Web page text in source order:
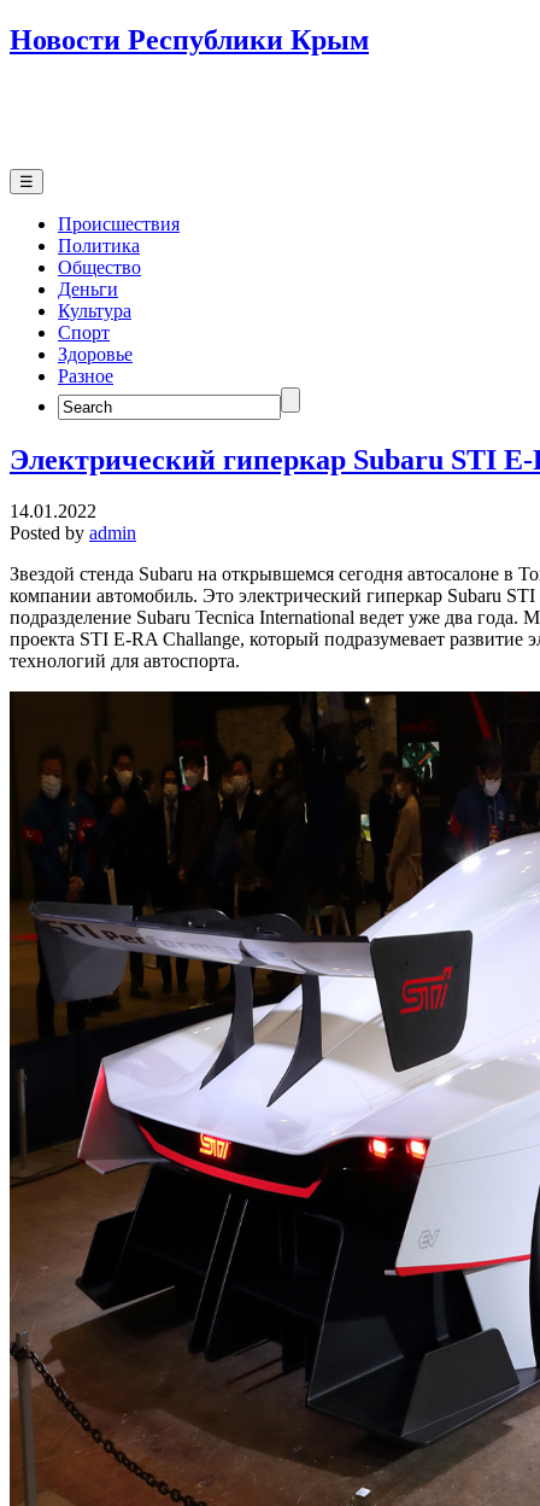
Новости Республики Крым
☰
Происшествия
Политика
Общество
Деньги
Культура
Спорт
Здоровье
Разное
Search
for:
Электрический гиперкар Subaru STI
14.01.2022
Posted by admin
Звездой стенда Subaru на открывшемся сегодня автосалоне в
компании автомобиль. Это электрический гиперкар Subaru STI
подразделение Subaru Tecnica International ведет уже два года.
проекта STI E-RA Challange, который подразумевает развитие
технологий для автоспорта.